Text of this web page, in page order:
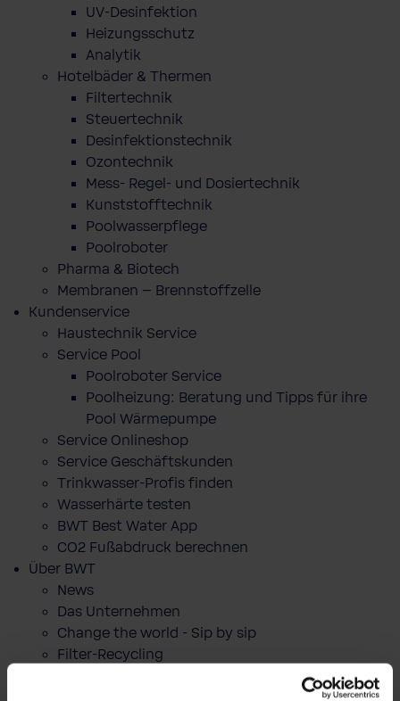
UV-Desinfektion
Heizungsschutz
Analytik
Hotelbäder & Thermen
Filtertechnik
Steuertechnik
Desinfektionstechnik
Ozontechnik
Mess- Regel- und Dosiertechnik
Kunststofftechnik
Poolwasserpflege
Poolroboter
Pharma & Biotech
Membranen – Brennstoffzelle
Kundenservice
Haustechnik Service
Service Pool
Poolroboter Service
Poolheizung: Beratung und Tipps für ihre
Pool Wärmepumpe
Service Onlineshop
Service Geschäftskunden
Trinkwasser-Profis finden
Wasserhärte testen
BWT Best Water App
CO2 Fußabdruck berechnen
Über BWT
News
Das Unternehmen
Change the world - Sip by sip
Filter-Recycling